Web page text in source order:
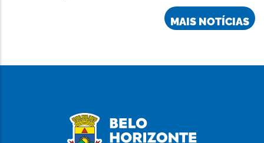
MAIS NOTÍCIAS